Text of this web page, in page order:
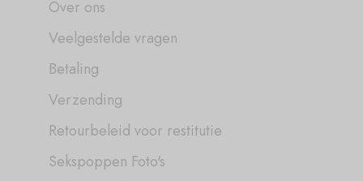
Over ons
Veelgestelde vragen
Betaling
Verzending
Retourbeleid voor restitutie
Sekspoppen Foto's